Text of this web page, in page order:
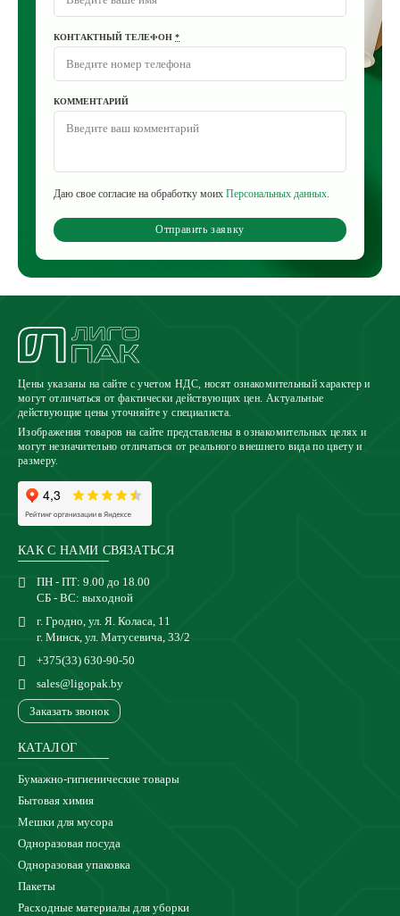
КОНТАКТНЫЙ ТЕЛЕФОН *
КОММЕНТАРИЙ
Даю свое согласие на обработку моих Персональных данных.
Отправить заявку
Цены указаны на сайте с учетом НДС, носят ознакомительный характер и
могут отличаться от фактически действующих цен. Актуальные
действующие цены уточняйте у специалиста.
Изображения товаров на сайте представлены в ознакомительных целях и
могут незначительно отличаться от реального внешнего вида по цвету и
размеру.
КАК С НАМИ СВЯЗАТЬСЯ
ПН - ПТ: 9.00 до 18.00
СБ - ВС: выходной
г. Гродно, ул. Я. Коласа, 11
г. Минск, ул. Матусевича, 33/2
+375(33) 630-90-50
sales@ligopak.by
Заказать звонок
КАТАЛОГ
Бумажно-гигиенические товары
Бытовая химия
Мешки для мусора
Одноразовая посуда
Одноразовая упаковка
Пакеты
Расходные материалы для уборки